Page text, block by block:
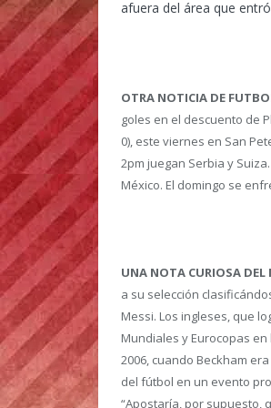
afuera del área que
OTRA NOTICIA DE
goles en el descuento de
0), este viernes en San
2pm juegan Serbia y
México. El domingo se
UNA NOTA CURIOSA
a su selección
Messi. Los ingleses, que
Mundiales y Eurocopas
2006, cuando Beckham
del fútbol en un evento
“Apostaría, por supuesto,